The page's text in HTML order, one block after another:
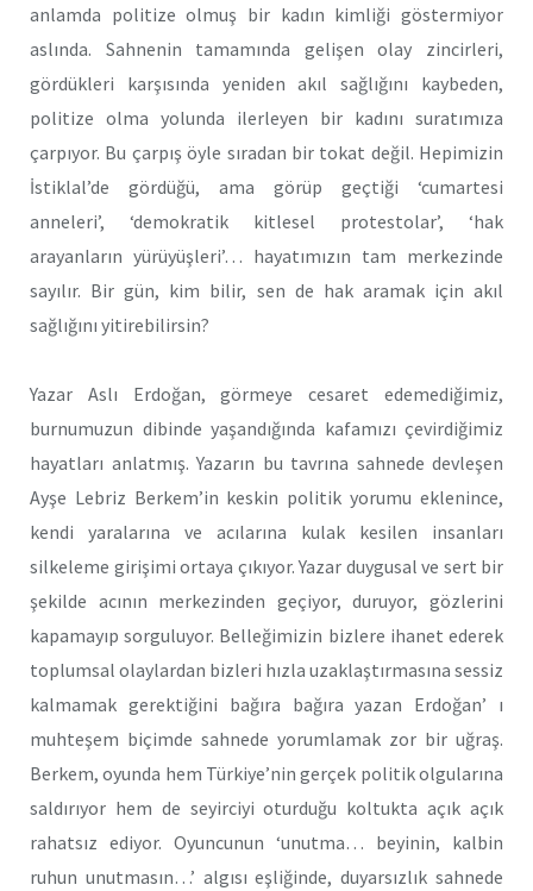
anlamda politize olmuş bir kadın kimliği göstermiyor
aslında. Sahnenin tamamında gelişen olay zincirleri,
gördükleri karşısında yeniden akıl sağlığını kaybeden,
politize olma yolunda ilerleyen bir kadını suratımıza
çarpıyor. Bu çarpış öyle sıradan bir tokat değil. Hepimizin
İstiklal’de gördüğü, ama görüp geçtiği ‘cumartesi
anneleri’, ‘demokratik kitlesel protestolar’, ‘hak
arayanların yürüyüşleri’… hayatımızın tam merkezinde
sayılır. Bir gün, kim bilir, sen de hak aramak için akıl
sağlığını yitirebilirsin?
Yazar Aslı Erdoğan, görmeye cesaret edemediğimiz,
burnumuzun dibinde yaşandığında kafamızı çevirdiğimiz
hayatları anlatmış. Yazarın bu tavrına sahnede devleşen
Ayşe Lebriz Berkem’in keskin politik yorumu eklenince,
kendi yaralarına ve acılarına kulak kesilen insanları
silkeleme girişimi ortaya çıkıyor. Yazar duygusal ve sert bir
şekilde acının merkezinden geçiyor, duruyor, gözlerini
kapamayıp sorguluyor. Belleğimizin bizlere ihanet ederek
toplumsal olaylardan bizleri hızla uzaklaştırmasına sessiz
kalmamak gerektiğini bağıra bağıra yazan Erdoğan’ ı
muhteşem biçimde sahnede yorumlamak zor bir uğraş.
Berkem, oyunda hem Türkiye’nin gerçek politik olgularına
saldırıyor hem de seyirciyi oturduğu koltukta açık açık
rahatsız ediyor. Oyuncunun ‘unutma… beyinin, kalbin
ruhun unutmasın…’ algısı eşliğinde, duyarsızlık sahnede